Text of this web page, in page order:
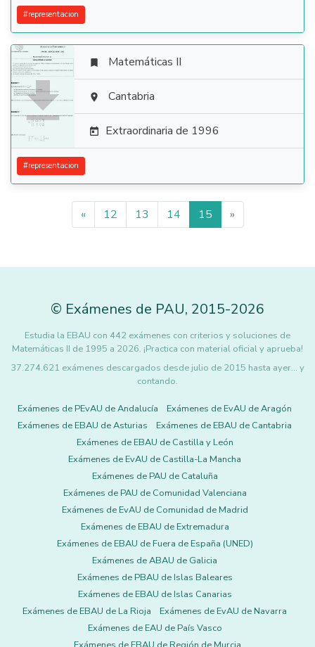
#representacion

 Matemáticas II
 Cantabria
 Extraordinaria de 1996
#representacion
« 12 13 14 15 »
© Exámenes de PAU, 2015-2026
Estudia la EBAU con 442 exámenes con criterios y soluciones de
Matemáticas II de 1995 a 2026. ¡Practica con material oficial y aprueba!
37.274.621 exámenes descargados desde julio de 2015 hasta ayer... y
contando.
Exámenes de PEvAU de Andalucía
Exámenes de EvAU de Aragón
Exámenes de EBAU de Asturias
Exámenes de EBAU de Cantabria
Exámenes de EBAU de Castilla y León
Exámenes de EvAU de Castilla-La Mancha
Exámenes de PAU de Cataluña
Exámenes de PAU de Comunidad Valenciana
Exámenes de EvAU de Comunidad de Madrid
Exámenes de EBAU de Extremadura
Exámenes de EBAU de Fuera de España (UNED)
Exámenes de ABAU de Galicia
Exámenes de PBAU de Islas Baleares
Exámenes de EBAU de Islas Canarias
Exámenes de EBAU de La Rioja
Exámenes de EvAU de Navarra
Exámenes de EAU de País Vasco